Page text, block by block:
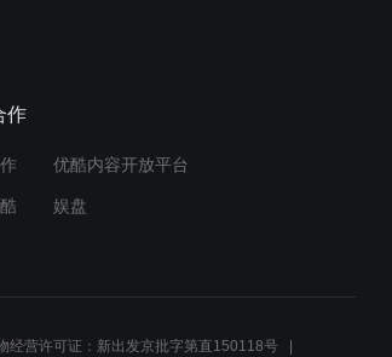
作
优酷内容开放平台
娱盘
经营许可证：新出发京批字第直150118号